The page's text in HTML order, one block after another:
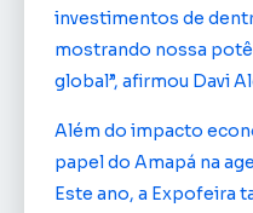
investimentos de
mostrando nossa
global”, afirmou Davi
Além do impacto
papel do Amapá na
Este ano, a Expofeira